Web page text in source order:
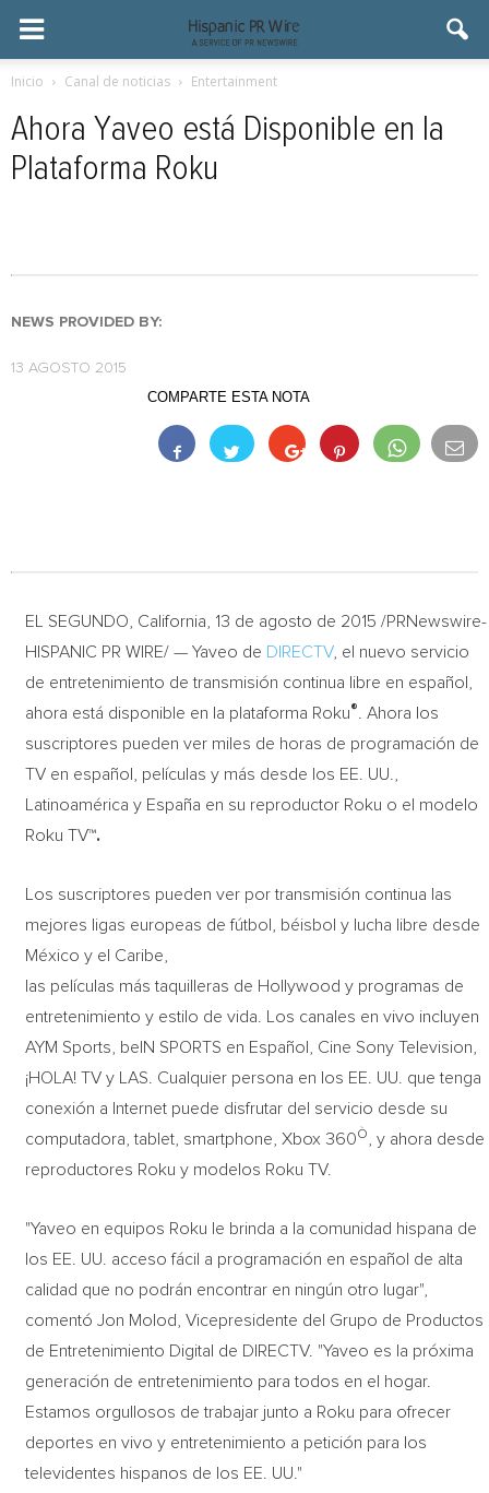
Inicio Canal de noticias Entertainment
Ahora Yaveo está Disponible en la
Plataforma Roku
NEWS PROVIDED BY:
13 AGOSTO 2015
COMPARTE ESTA NOTA
EL SEGUNDO, California, 13 de agosto de 2015 /PRNewswire-
HISPANIC PR WIRE/ — Yaveo de DIRECTV, el nuevo servicio
de entretenimiento de transmisión continua libre en español,
ahora está disponible en la plataforma Roku®
. Ahora los
suscriptores pueden ver miles de horas de programación de
TV en español, películas y más desde los EE. UU.,
Latinoamérica y España en su reproductor Roku o el modelo
Roku TV™.
Los suscriptores pueden ver por transmisión continua las
mejores ligas europeas de fútbol, béisbol y lucha libre desde
México y el Caribe,
las películas más taquilleras de Hollywood y programas de
entretenimiento y estilo de vida. Los canales en vivo incluyen
AYM Sports, beIN SPORTS en Español, Cine Sony Television,
¡HOLA! TV y LAS. Cualquier persona en los EE. UU. que tenga
conexión a Internet puede disfrutar del servicio desde su
computadora, tablet, smartphone, Xbox 360Ò
, y ahora desde
reproductores Roku y modelos Roku TV.
"Yaveo en equipos Roku le brinda a la comunidad hispana de
los EE. UU. acceso fácil a programación en español de alta
calidad que no podrán encontrar en ningún otro lugar",
comentó Jon Molod, Vicepresidente del Grupo de Productos
de Entretenimiento Digital de DIRECTV. "Yaveo es la próxima
generación de entretenimiento para todos en el hogar.
Estamos orgullosos de trabajar junto a Roku para ofrecer
deportes en vivo y entretenimiento a petición para los
televidentes hispanos de los EE. UU."